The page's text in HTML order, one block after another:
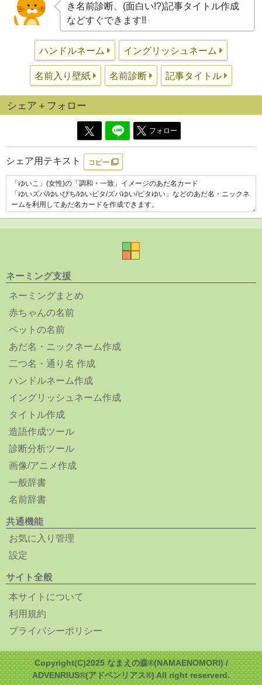
き名前診断、(面白い!?)記事タイトル作成
などすぐできます!!
ハンドルネーム イングリッシュネーム
名前入り壁紙 名前診断 記事タイトル
シェア＋フォロー
フォロー
シェア用テキスト コピー
ネーミング支援
ネーミングまとめ
赤ちゃんの名前
ペットの名前
あだ名・ニックネーム作成
二つ名・通り名 作成
ハンドルネーム作成
イングリッシュネーム作成
タイトル作成
造語作成ツール
診断分析ツール
画像/アニメ作成
一般辞書
名前辞書
共通機能
お気に入り管理
設定
サイト全般
本サイトについて
利用規約
プライバシーポリシー
Copyright(C)2025 なまえの森®(NAMAENOMORI) /
ADVENRIUS®(アドベンリアス®) All right reserverd.